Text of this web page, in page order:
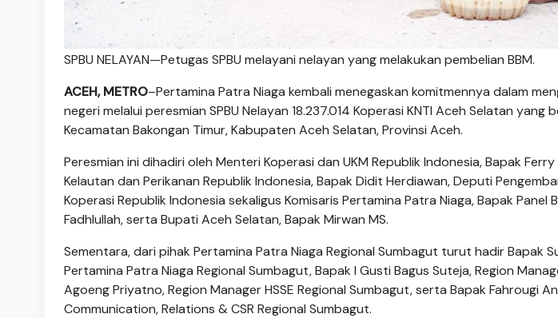
SPBU NELAYAN—Petugas SPBU melayani nelayan yang melakukan pembelian BBM.
ACEH, METRO–Pertamina Patra Niaga kembali menegaskan komitmennya dalam
negeri melalui peresmian SPBU Nelayan 18.237.014 Koperasi KNTI Aceh Selatan yang
Kecamatan Bakongan Timur, Kabupaten A­ceh Selatan, Provinsi Aceh.
Peresmian ini dihadiri oleh Menteri Koperasi dan UKM Republik Indonesia, Bapak
Kelautan dan Perikanan Republik Indonesia, Bapak Didit Herdiawan, Deputi
Ko­perasi Republik Indonesia se­kaligus Komisaris Pertamina Patra Niaga, Bapak Panel
Fadhlullah, serta Bupati Aceh Selatan, Bapak Mirwan MS.
Sementara, dari pihak Pertamina Patra Niaga Regional Sumbagut turut hadir Bapak
Pertamina Patra Niaga Regional Sumbagut, Bapak I Gusti Bagus Suteja, Region
Agoeng Pri­yatno, Region Manager HSSE Regional Sumbagut, serta Bapak Fahrougi
Communication, Relations & CSR Regional Sumbagut.